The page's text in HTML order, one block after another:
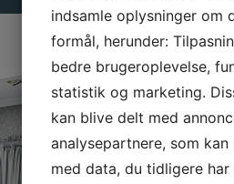
indsamle oplysninger om
formål, herunder:
bedre brugeroplevelse,
statistik og marketing.
kan blive delt med
analysepartnere, som
med data, du tidligere